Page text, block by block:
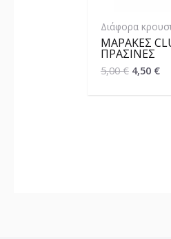
Διάφορα
ΜΑΡΆΚΕΣ
ΠΡΆΣΙΝΕΣ
5,00€ 4,50 €